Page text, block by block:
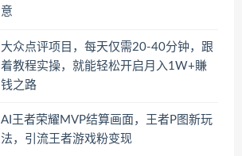
意
大众点评项目，每天仅需20-40分钟，跟
着教程实操，就能轻松开启月入1W+賺
钱之路
AI王者荣耀MVP结算画面，王者P图新玩
法，引流王者游戏粉变现